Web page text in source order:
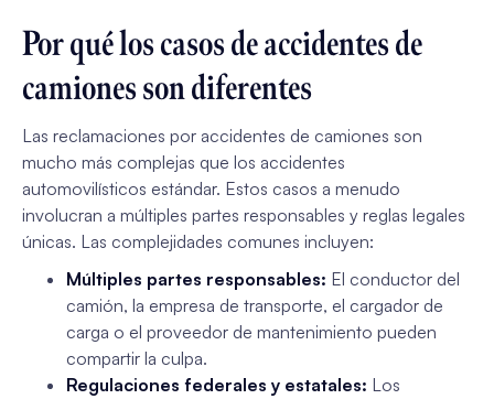
Por qué los casos de accidentes de
camiones son diferentes
Las reclamaciones por accidentes de camiones son
mucho más complejas que los accidentes
automovilísticos estándar. Estos casos a menudo
involucran a múltiples partes responsables y reglas legales
únicas. Las complejidades comunes incluyen:
Múltiples partes responsables: El conductor del
camión, la empresa de transporte, el cargador de
carga o el proveedor de mantenimiento pueden
compartir la culpa.
Regulaciones federales y estatales: Los